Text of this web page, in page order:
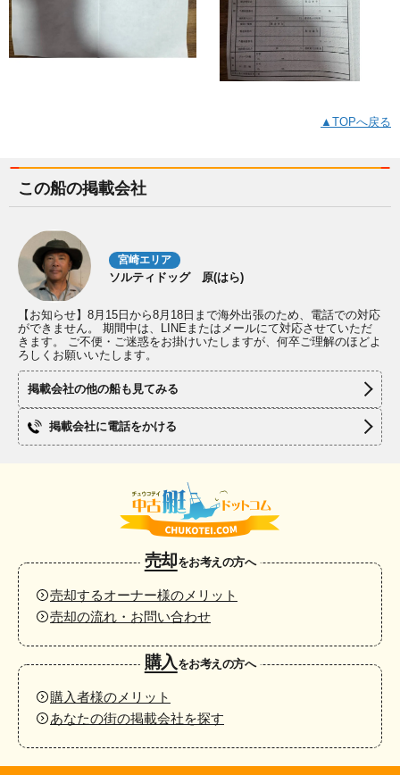
▲TOPへ戻る
この船の掲載会社
宮崎エリア
ソルティドッグ 原(はら)
【お知らせ】8月15日から8月18日まで海外出張のため、電話での対応
ができません。 期間中は、LINEまたはメールにて対応させていただ
きます。 ご不便・ご迷惑をお掛けいたしますが、何卒ご理解のほどよ
ろしくお願いいたします。
掲載会社の他の船も見てみる
掲載会社に電話をかける
売却をお考えの方へ
売却するオーナー様のメリット
売却の流れ・お問い合わせ
購入 をお考えの方へ
購入者様のメリット
あなたの街の掲載会社を探す